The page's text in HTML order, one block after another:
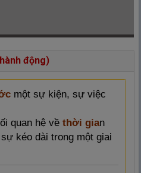
động)
một sự kiện, sự việc
quan hệ vềthời gian
kéo dài trong một giai